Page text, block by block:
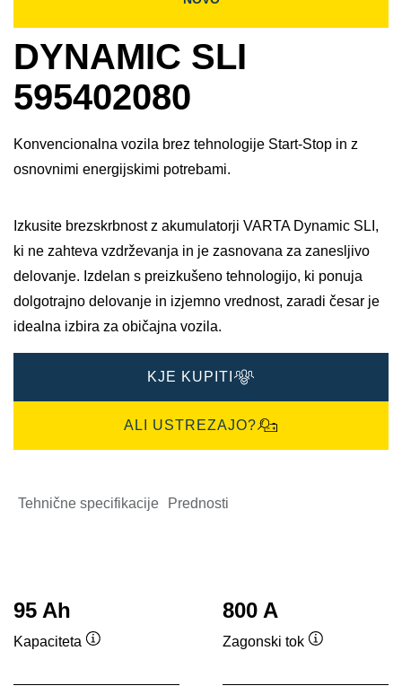
DYNAMIC SLI
595402080
Konvencionalna vozila brez tehnologije Start-Stop in z
osnovnimi energijskimi potrebami.
Izkusite brezskrbnost z akumulatorji VARTA Dynamic SLI,
ki ne zahteva vzdrževanja in je zasnovana za zanesljivo
delovanje. Izdelan s preizkušeno tehnologijo, ki ponuja
dolgotrajno delovanje in izjemno vrednost, zaradi česar je
idealna izbira za običajna vozila.
KJE KUPITI
ALI USTREZAJO?
Tehnične specifikacije Prednosti
95 Ah
Kapaciteta
800 A
Zagonski tok